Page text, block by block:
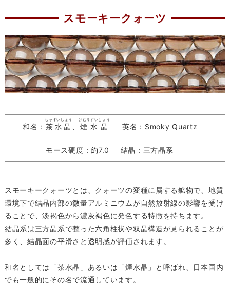
スモーキークォーツ
和名： 茶水晶
ちゃすいしょう
煙水晶
けむりすいしょう
英名：Smoky Quartz
モース硬度：約7.0 結晶：三方晶系
スモーキークォーツとは、クォーツの変種に属する鉱物で、地質
環境下で結晶内部の微量アルミニウムが自然放射線の影響を受け
ることで、淡褐色から濃灰褐色に発色する特徴を持ちます。
結晶系は三方晶系で整った六角柱状や双晶構造が見られることが
多く、結晶面の平滑さと透明感が評価されます。
和名としては「茶水晶」あるいは「煙水晶」と呼ばれ、日本国内
でも一般的にその名で流通しています。